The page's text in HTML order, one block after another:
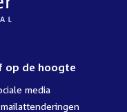
op de hoogte
media
mailattenderingen